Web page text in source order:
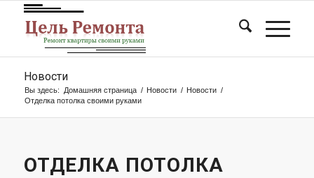
Новости
Вы здесь: Домашняя страница / Новости / Новости /
Отделка потолка своими руками
ОТДЕЛКА ПОТОЛКА